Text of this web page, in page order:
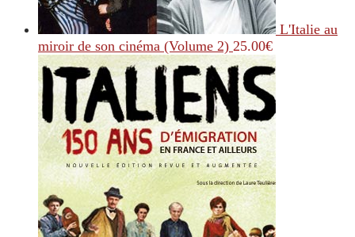
L'Italie au
miroir de son cinéma (Volume 2) 25.00€